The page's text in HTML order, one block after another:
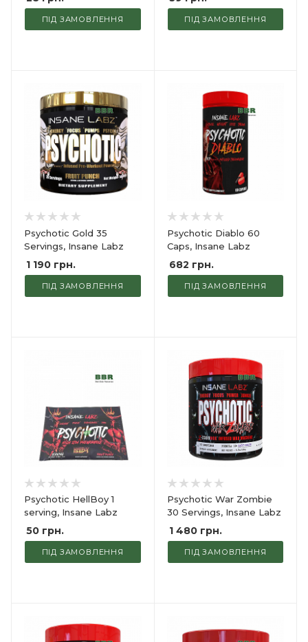
ПІД ЗАМОВЛЕННЯ ПІД ЗАМОВЛЕННЯ
Psychotic Gold 35
Servings, Insane Labz
1 190 грн.
ПІД ЗАМОВЛЕННЯ
Psychotic Diablo 60
Caps, Insane Labz
682 грн.
ПІД ЗАМОВЛЕННЯ
Psychotic HellBoy 1
serving, Insane Labz
50 грн.
ПІД ЗАМОВЛЕННЯ
Psychotic War Zombie
30 Servings, Insane Labz
1 480грн.
ПІД ЗАМОВЛЕННЯ